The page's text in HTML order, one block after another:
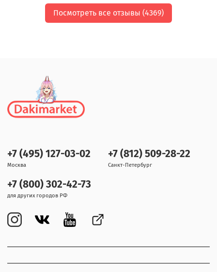
Посмотреть все отзывы (4369)
+7 (495) 127-03-02
Москва
+7 (812) 509-28-22
Санкт-Петербург
+7 (800) 302-42-73
для других городов РФ